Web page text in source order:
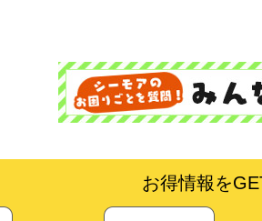
お得情報を